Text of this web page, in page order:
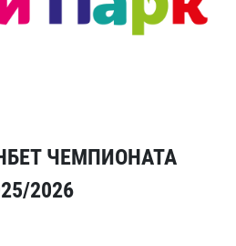
ЧЕМПИОНАТА
2026